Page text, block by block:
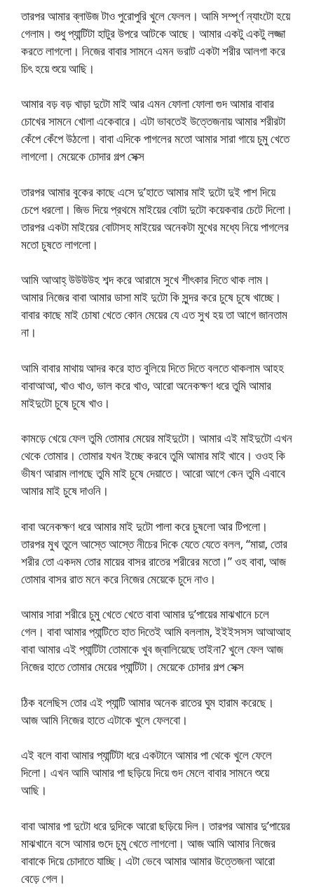
তারপর আমার ব্লাউজ টাও পুরোপুরি খুলে ফেলল। আমি সম্পূর্ণ ন্যাংটো হয়ে
গেলাম। শুধু প্যান্টিটা হাটুর উপরে আটকে আছে। আমার একটু একটু লজ্জা
করতে লাগলো। নিজের বাবার সামনে এমন ভরাট একটা শরীর আলগা করে
চিৎ হয়ে শুয়ে আছি।
আমার বড় বড় খাড়া দুটো মাই আর এমন ফোলা ফোলা গুদ আমার বাবার
চোখের সামনে খোলা একেবারে। এটা ভাবতেই উত্তেজনায় আমার শরীরটা
কেঁপে কেঁপে উঠলো। বাবা এদিকে পাগলের মতো আমার সারা গায়ে চুমু খেতে
লাগলো। মেয়েকে চোদার গল্প সেক্স
তারপর আমার বুকের কাছে এসে দু’হাতে আমার মাই দুটো দুই পাশ দিয়ে
চেপে ধরলো। জিভ দিয়ে প্রথমে মাইয়ের বোটা দুটো কয়েকবার চেটে দিলো।
তারপর একটা মাইয়ের বোটাসহ মাইয়ের অনেকটা মুখের মধ্যে নিয়ে পাগলের
মতো চুষতে লাগলো।
আমি আআহ্ উউউউহ শব্দ করে আরামে সুখে শীৎকার দিতে থাক লাম।
আমার নিজের বাবা আমার ডাসা মাই দুটো কি সুন্দর করে চুষে চুষে খাচ্ছে।
বাবার কাছে মাই চোষা খেতে কোন মেয়ের যে এত সুখ হয় তা আগে জানতাম
না।
আমি বাবার মাথায় আদর করে হাত বুলিয়ে দিতে দিতে বলতে থাকলাম আহহ
বাবাআআ, খাও খাও, ভাল করে খাও, আরো অনেকক্ষণ ধরে তুমি আমার
মাইদুটো চুষে চুষে খাও।
কামড়ে খেয়ে ফেল তুমি তোমার মেয়ের মাইদুটো। আমার এই মাইদুটো এখন
থেকে তোমার। তোমার যখন ইচ্ছে করবে তুমি আমার মাই খাবে। ওওহ কি
ভীষণ আরাম লাগছে তুমি মাই চুষে দেয়াতে। আরো আগে কেন তুমি এবাবে
আমার মাই চুষে দাওনি।
বাবা অনেকক্ষণ ধরে আমার মাই দুটো পালা করে চুষলো আর টিপলো।
তারপর মুখ তুলে আস্তে আস্তে নীচের দিকে যেতে যেতে বলল, “মায়া, তোর
শরীর তো একদম তোর মায়ের বাসর রাতের শরীরের মতো।” ওহ বাবা, আজ
তোমার বাসর রাত মনে করে নিজের মেয়েকে চুদে নাও।
আমার সারা শরীরে চুমু খেতে খেতে বাবা আমার দু’পায়ের মাঝখানে চলে
গেল। বাবা আমার প্যান্টিতে হাত দিতেই আমি বললাম, ইইইসসস আআআহ
বাবা আমার এই প্যান্টিটা তোমাকে খুব জ্বালিয়েছে তাইনা? খুলে ফেল আজ
নিজের হাতে তোমার মেয়ের প্যান্টিটা। মেয়েকে চোদার গল্প সেক্স
ঠিক বলেছিস তোর এই প্যান্টি আমার অনেক রাতের ঘুম হারাম করেছে।
আজ আমি নিজের হাতে এটাকে খুলে ফেলবো।
এই বলে বাবা আমার প্যান্টিটা ধরে একটানে আমার পা থেকে খুলে ফেলে
দিলো। এখন আমি আমার পা ছড়িয়ে দিয়ে গুদ মেলে বাবার সামনে শুয়ে
আছি।
বাবা আমার পা দুটো ধরে দুদিকে আরো ছড়িয়ে দিল। তারপর আমার দু’পায়ের
মাঝখানে বসে আমার গুদে চুমু খেতে লাগলো। আজ আমি আমার নিজের
বাবাকে দিয়ে চোদাতে যাচ্ছি। এটা ভেবে আমার আমার উত্তেজনা আরো
বেড়ে গেল।